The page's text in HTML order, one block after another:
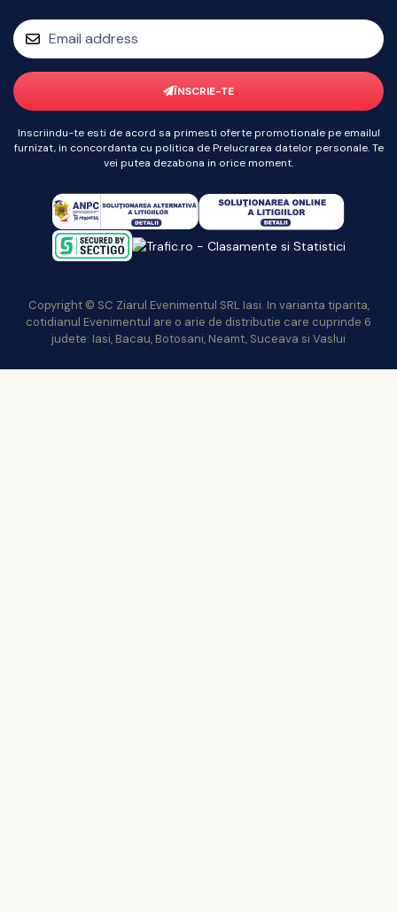
ÎNSCRIE-TE
Inscriindu-te esti de acord sa primesti oferte promotionale pe emailul
furnizat, in concordanta cu politica de Prelucrarea datelor personale. Te
vei putea dezabona in orice moment.
Copyright © SC Ziarul Evenimentul SRL Iasi. In varianta tiparita,
cotidianul Evenimentul are o arie de distributie care cuprinde 6
judete: Iasi, Bacau, Botosani, Neamt, Suceava si Vaslui